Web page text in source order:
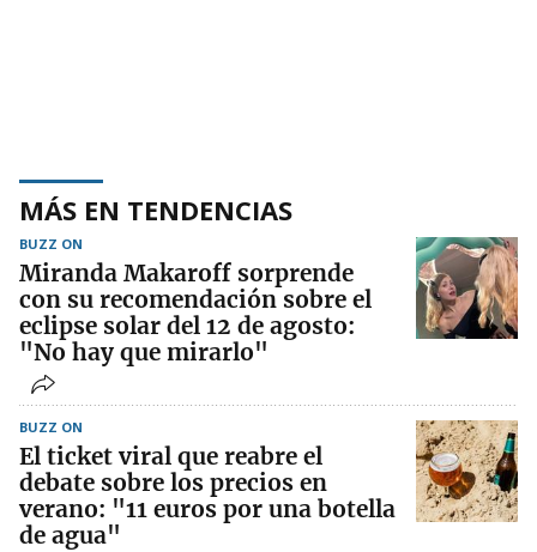
MÁS EN TENDENCIAS
BUZZ ON
Miranda Makaroff sorprende
con su recomendación sobre el
eclipse solar del 12 de agosto:
"No hay que mirarlo"
BUZZ ON
El ticket viral que reabre el
debate sobre los precios en
verano: "11 euros por una botella
de agua"